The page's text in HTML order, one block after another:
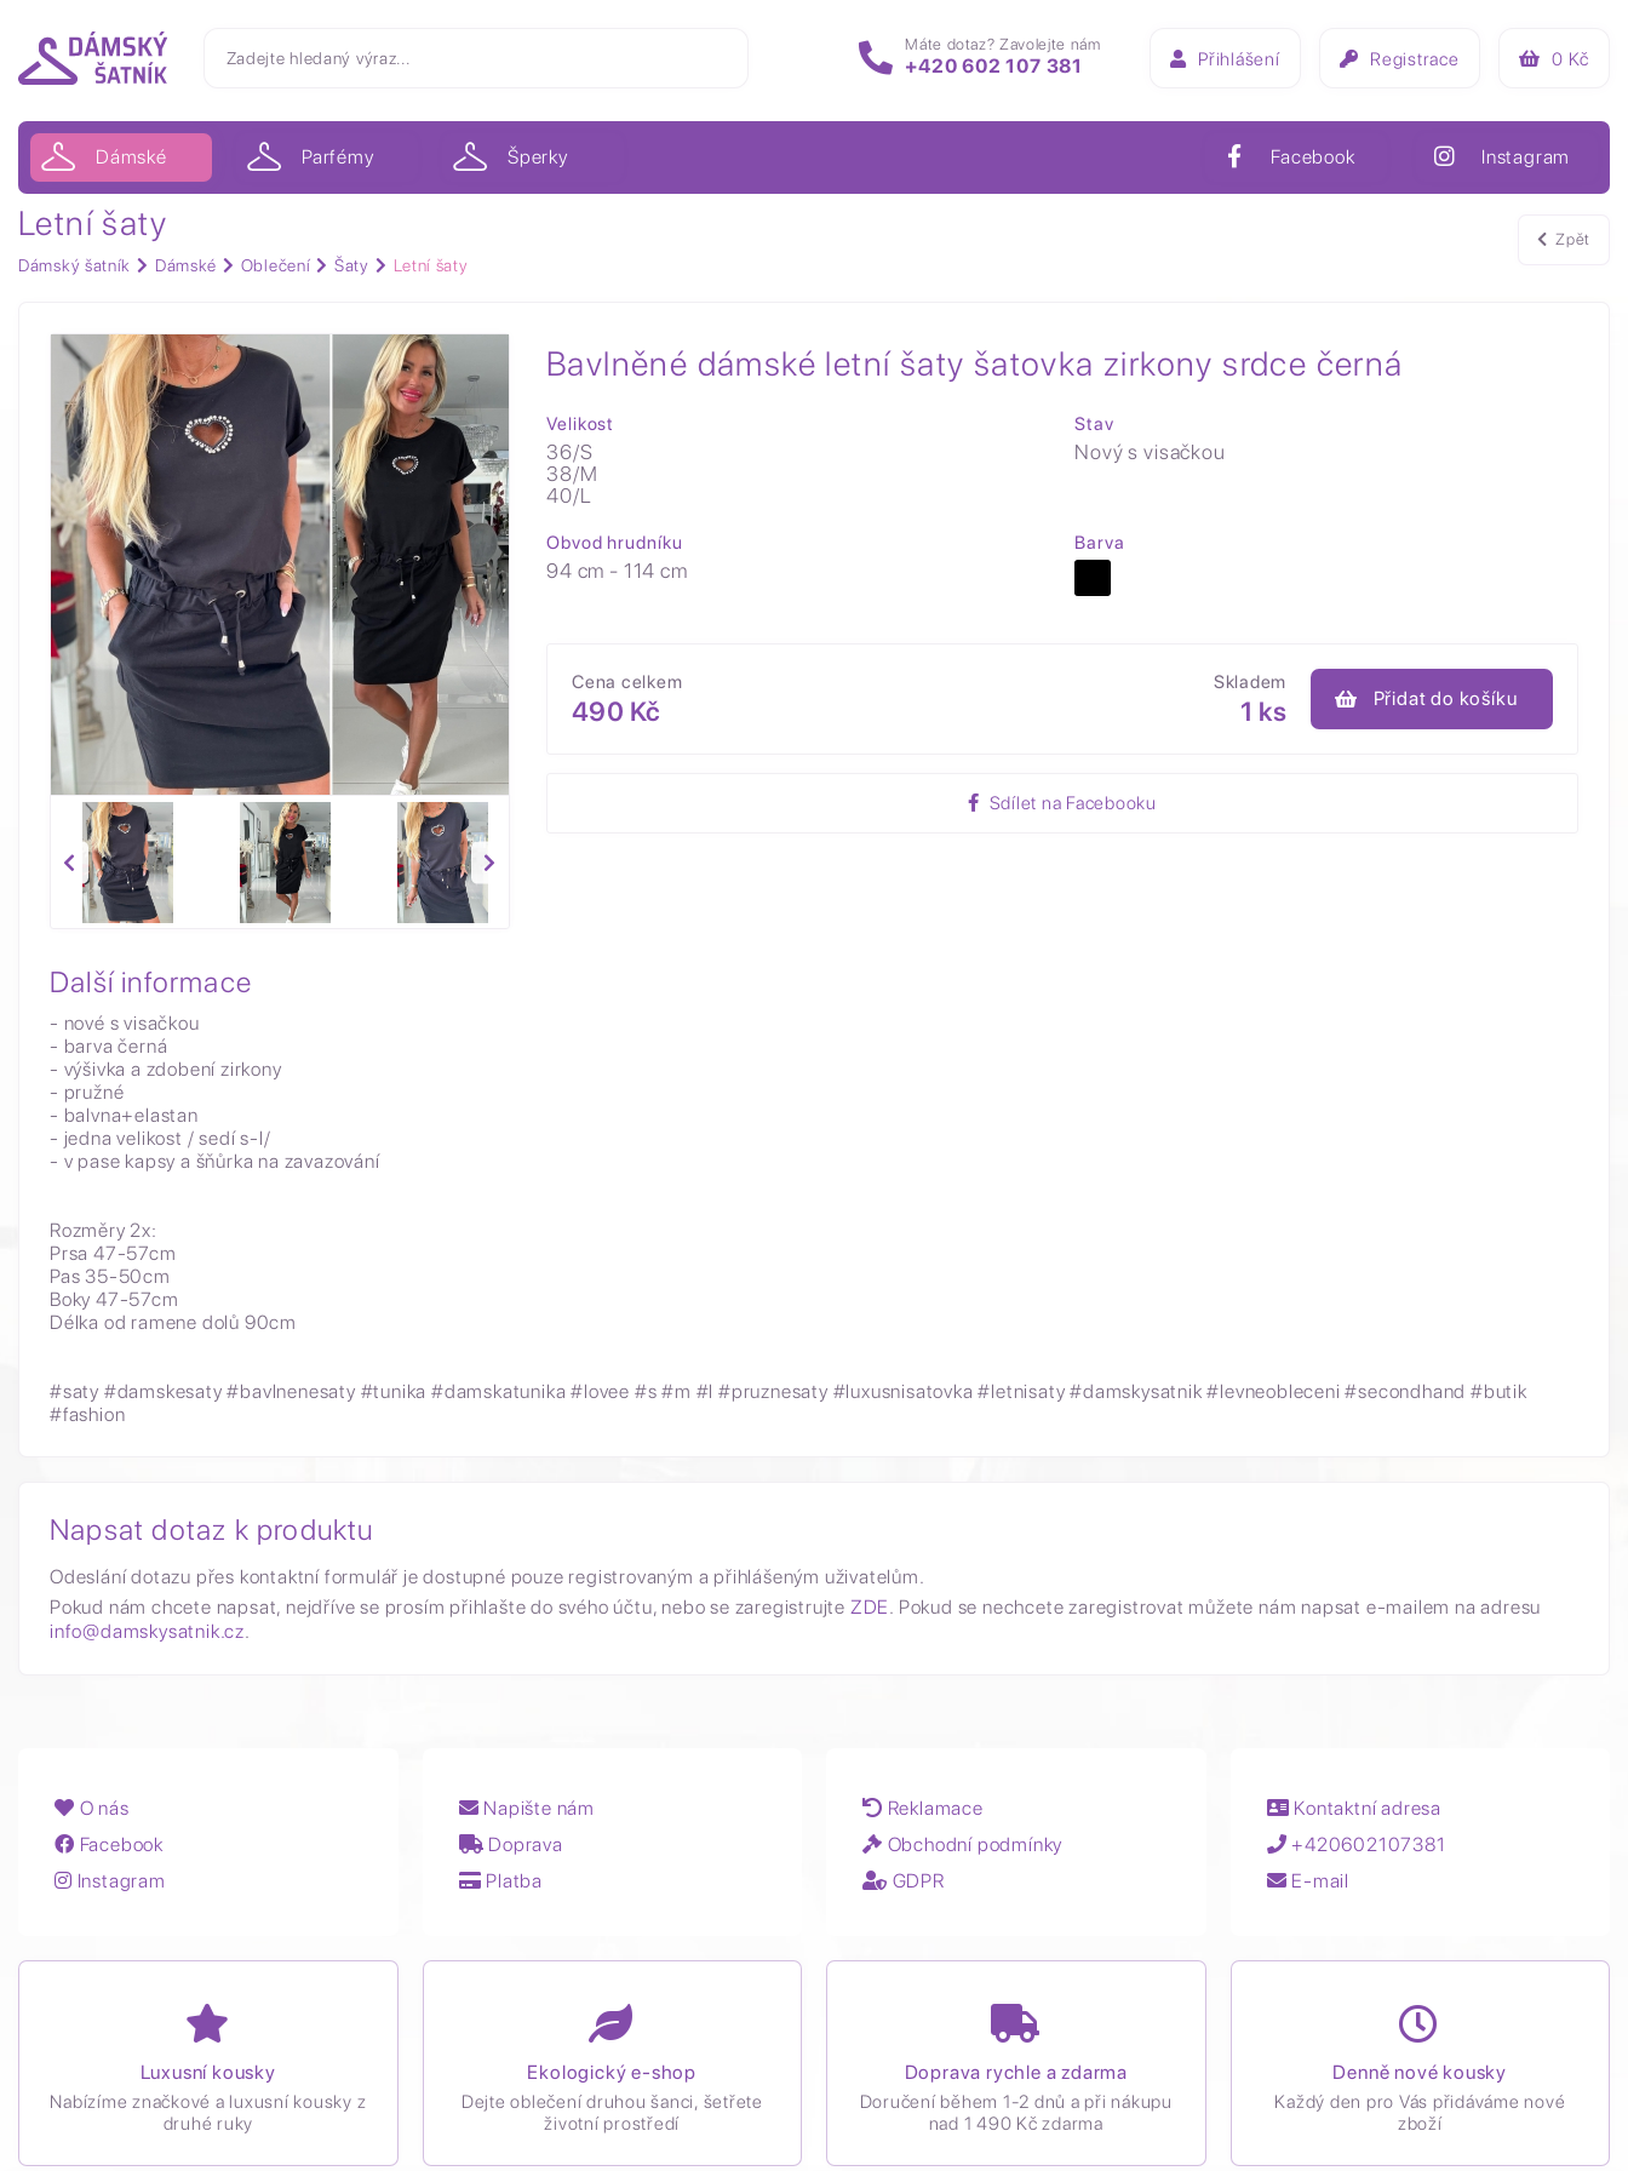
Máte dotaz? Zavolejte nám
+420 602 107 381 Přihlášení Registrace 0 Kč
Dámské Parfémy Šperky Facebook Instagram
Letní šaty
Dámský šatník Dámské Oblečení Šaty Letní šaty
Zpět
Bavlněné dámské letní šaty šatovka zirkony srdce černá
Velikost
36/S
38/M
40/L
Stav
Nový s visačkou
Obvod hrudníku
94 cm - 114 cm
Barva
Cena celkem
490 Kč
Skladem
1 ks Přidat do košíku
Sdílet na Facebooku
Další informace
- nové s visačkou
- barva černá
- výšivka a zdobení zirkony
- pružné
- balvna+elastan
- jedna velikost / sedí s-l/
- v pase kapsy a šňůrka na zavazování
Rozměry 2x:
Prsa 47-57cm
Pas 35-50cm
Boky 47-57cm
Délka od ramene dolů 90cm
#saty #damskesaty #bavlnenesaty #tunika #damskatunika #lovee #s #m #l #pruznesaty #luxusnisatovka#letnisaty #damskysatnik #levneobleceni #secondhand #butik
#fashion
Napsat dotaz k produktu
Odeslání dotazu přes kontaktní formulář je dostupné pouze registrovaným a přihlášeným uživatelům.
Pokud nám chcete napsat, nejdříve se prosím přihlašte do svého účtu, nebo se zaregistrujte ZDE. Pokud se nechcete zaregistrovat můžete nám napsat e-mailem na adresu
info@damskysatnik.cz.
O nás
Facebook
Instagram
Napište nám
Doprava
Platba
Reklamace
Obchodní podmínky
GDPR
Kontaktní adresa
+420602107381
E-mail
Luxusní kousky
Nabízíme značkové a luxusní kousky z
druhé ruky
Ekologický e-shop
Dejte oblečení druhou šanci, šetřete
životní prostředí
Doprava rychle a zdarma
Doručení během 1-2 dnů a při nákupu
nad 1 490 Kč zdarma
Denně nové kousky
Každý den pro Vás přidáváme nové
zboží